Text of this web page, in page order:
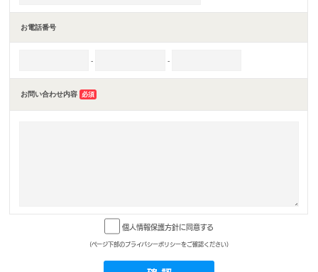
お電話番号
- -
お問い合わせ内容 必須
個人情報保護方針に同意する
(ページ下部のプライバシーポリシーをご確認ください)